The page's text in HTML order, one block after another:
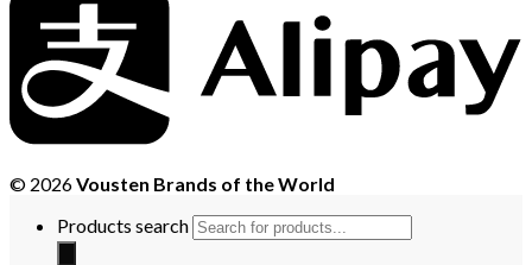
© 2026Vousten Brands of the World
Products search